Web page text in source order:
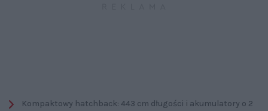
Kompaktowy hatchback: 443 cm długości i akumulatory o 2